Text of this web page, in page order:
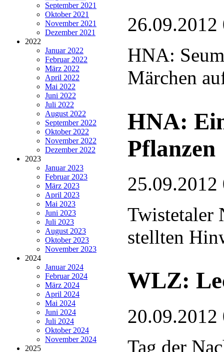
September 2021
Oktober 2021
November 2021
Dezember 2021
2022
Januar 2022
Februar 2022
März 2022
April 2022
Mai 2022
Juni 2022
Juli 2022
August 2022
September 2022
Oktober 2022
November 2022
Dezember 2022
2023
Januar 2023
Februar 2023
März 2023
April 2023
Mai 2023
Juni 2023
Juli 2023
August 2023
Oktober 2023
November 2023
2024
Januar 2024
Februar 2024
März 2024
April 2024
Mai 2024
Juni 2024
Juli 2024
Oktober 2024
November 2024
2025
26.09.2012
HNA:
Märchen
HNA:
Pflanzen
25.09.2012
Twistetaler
stellten
WLZ:
20.09.2012
Tag der